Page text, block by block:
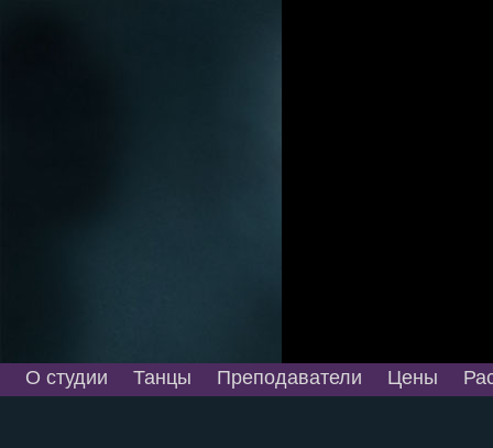
О студии Танцы Преподаватели Цены